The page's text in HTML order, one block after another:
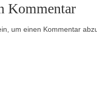
Kommentar
um einen Kommentar